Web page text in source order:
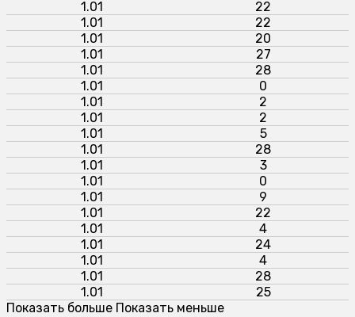
1.01
22
1.01
22
1.01
20
1.01
27
1.01
28
1.01
0
1.01
2
1.01
2
1.01
5
1.01
28
1.01
3
1.01
0
1.01
9
1.01
22
1.01
4
1.01
24
1.01
4
1.01
28
1.01
25
Показать больше Показать меньше